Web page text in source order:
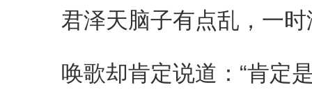
君泽天脑子有点乱，一时
唤歌却肯定说道：“肯定是